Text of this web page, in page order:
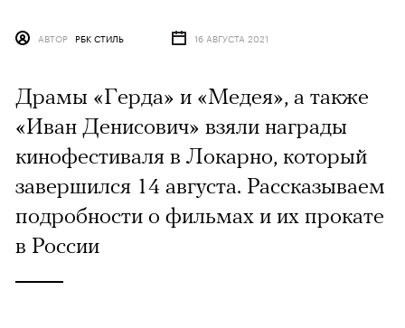
АВТОР РБК СТИЛЬ 16 АВГУСТА 2021
Драмы «Герда» и «Медея», а также
«Иван Денисович» взяли награды
кинофестиваля в Локарно, который
завершился 14 августа. Рассказываем
подробности о фильмах и их прокате
в России